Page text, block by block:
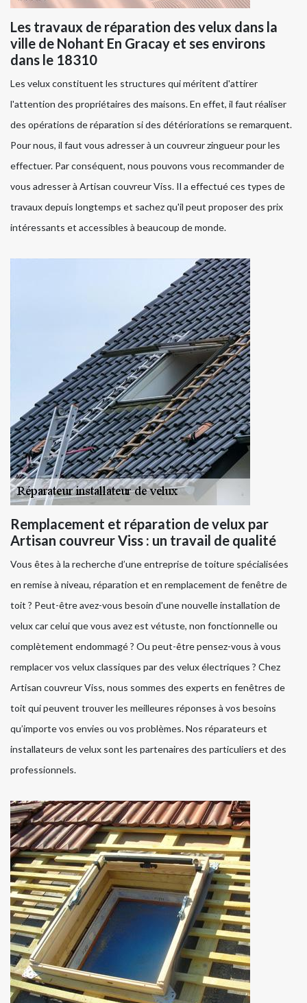
Les travaux de réparation des velux dans la
ville de Nohant En Gracay et ses environs
dans le 18310
Les velux constituent les structures qui méritent d'attirer
l'attention des propriétaires des maisons. En effet, il faut réaliser
des opérations de réparation si des détériorations se remarquent.
Pour nous, il faut vous adresser à un couvreur zingueur pour les
effectuer. Par conséquent, nous pouvons vous recommander de
vous adresser à Artisan couvreur Viss. Il a effectué ces types de
travaux depuis longtemps et sachez qu'il peut proposer des prix
intéressants et accessibles à beaucoup de monde.
Remplacement et réparation de velux par
Artisan couvreur Viss : un travail de qualité
Vous êtes à la recherche d’une entreprise de toiture spécialisées
en remise à niveau, réparation et en remplacement de fenêtre de
toit ? Peut-être avez-vous besoin d'une nouvelle installation de
velux car celui que vous avez est vétuste, non fonctionnelle ou
complètement endommagé ? Ou peut-être pensez-vous à vous
remplacer vos velux classiques par des velux électriques ? Chez
Artisan couvreur Viss, nous sommes des experts en fenêtres de
toit qui peuvent trouver les meilleures réponses à vos besoins
qu’importe vos envies ou vos problèmes. Nos réparateurs et
installateurs de velux sont les partenaires des particuliers et des
professionnels.